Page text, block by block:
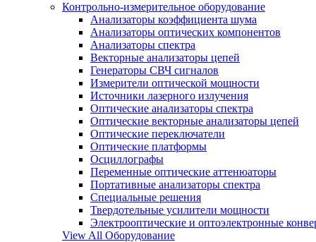
Контрольно-измерительное оборудование
Анализаторы коэффициента шума
Анализаторы оптических компонентов
Анализаторы спектра
Векторные анализаторы цепей
Генераторы СВЧ сигналов
Измерители оптической мощности
Источники лазерного излучения
Оптические анализаторы спектра
Оптические векторные анализаторы цепей
Оптические переключатели
Оптические платформы
Осциллографы
Переменные оптические аттенюаторы
Портативные анализаторы спектра
Специальные решения
Твердотельные усилители мощности
Электрооптические и оптоэлектронные
View All Оборудование